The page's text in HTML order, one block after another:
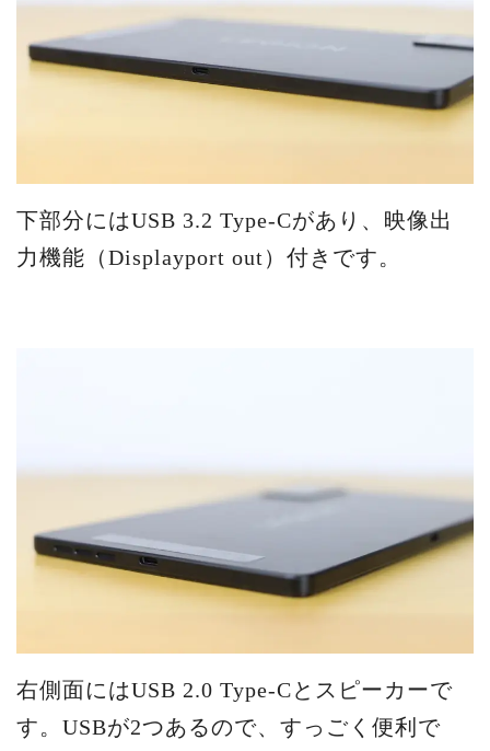
下部分にはUSB 3.2 Type-Cがあり、映像出
力機能（Displayport out）付きです。
右側面にはUSB 2.0 Type-Cとスピーカーで
す。USBが2つあるので、すっごく便利で